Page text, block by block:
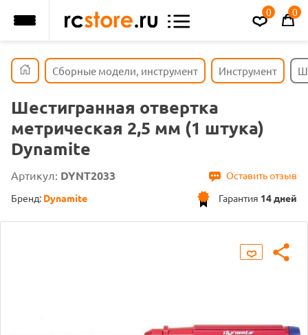
0 0
Сборные модели, инструмент Инструмент
Шестигранная отвертка
метрическая 2,5 мм (1 штука)
Dynamite
Артикул: DYNT2033
Оставить отзыв
Гарантия 14 дней
Бренд: Dynamite